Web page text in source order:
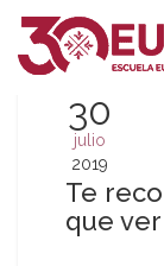
30
julio
2019
Te
que